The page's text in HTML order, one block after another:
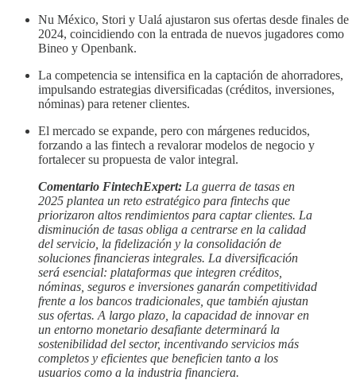
Nu México, Stori y Ualá ajustaron sus ofertas desde finales de
2024, coincidiendo con la entrada de nuevos jugadores como
Bineo y Openbank.
La competencia se intensifica en la captación de ahorradores,
impulsando estrategias diversificadas (créditos, inversiones,
nóminas) para retener clientes.
El mercado se expande, pero con márgenes reducidos,
forzando a las fintech a revalorar modelos de negocio y
fortalecer su propuesta de valor integral.
Comentario FintechExpert: La guerra de tasas en
2025 plantea un reto estratégico para fintechs que
priorizaron altos rendimientos para captar clientes. La
disminución de tasas obliga a centrarse en la calidad
del servicio, la fidelización y la consolidación de
soluciones financieras integrales. La diversificación
será esencial: plataformas que integren créditos,
nóminas, seguros e inversiones ganarán competitividad
frente a los bancos tradicionales, que también ajustan
sus ofertas. A largo plazo, la capacidad de innovar en
un entorno monetario desafiante determinará la
sostenibilidad del sector, incentivando servicios más
completos y eficientes que beneficien tanto a los
usuarios como a la industria financiera.